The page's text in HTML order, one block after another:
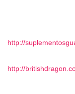
http://
http://